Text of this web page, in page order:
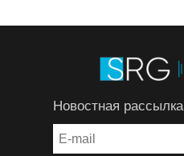
Новостная рассылка